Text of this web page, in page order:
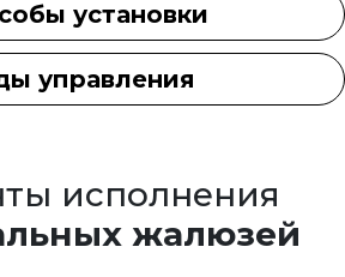
установки
управления
исполнения
жалюзей